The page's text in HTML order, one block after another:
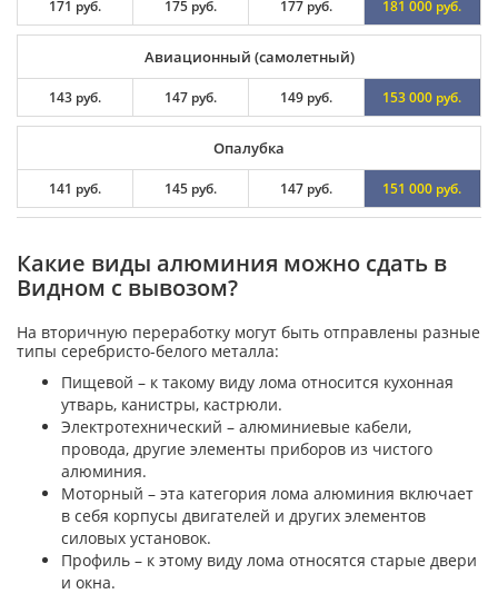
171 руб. 175 руб. 177 руб. 181 000 руб.
Авиационный (самолетный)
143 руб. 147 руб. 149 руб. 153 000 руб.
Опалубка
141 руб. 145 руб. 147 руб. 151 000 руб.
Какие виды алюминия можно сдать в
Видном с вывозом?
На вторичную переработку могут быть отправлены разные
типы серебристо-белого металла:
Пищевой – к такому виду лома относится кухонная
утварь, канистры, кастрюли.
Электротехнический – алюминиевые кабели,
провода, другие элементы приборов из чистого
алюминия.
Моторный – эта категория лома алюминия включает
в себя корпусы двигателей и других элементов
силовых установок.
Профиль – к этому виду лома относятся старые двери
и окна.